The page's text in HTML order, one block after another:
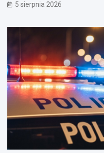
5 sierpnia 2026